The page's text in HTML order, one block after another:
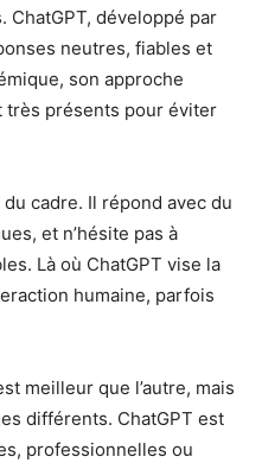
développé par
neutres, fiables et
son approche
présents pour éviter
cadre. Il répond avec du
et n’hésite pas à
Là où ChatGPT vise la
humaine, parfois
meilleur que l’autre, mais
différents. ChatGPT est
professionnelles ou